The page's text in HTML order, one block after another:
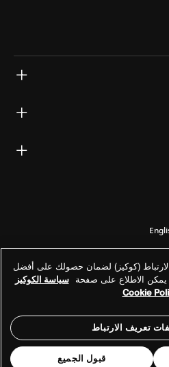
(كوكيز) لضمان حصولك على أفضل
يمكن الاطلاع على صفحة سياسة الكوكيز
Cookie
تعريف الارتباط
قبول الجميع